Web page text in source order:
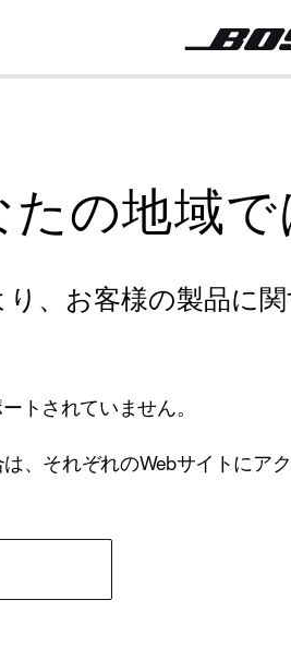
たの地域
、お客様の製品に
トされていません。
、それぞれのWebサイトに